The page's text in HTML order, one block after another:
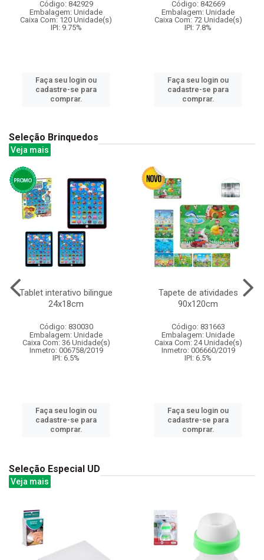
Código: 842929
Embalagem: Unidade
Caixa Com: 120 Unidade(s)
IPI: 9.75%
Faça seu login ou
cadastre-se para
comprar.
Código: 842669
Embalagem: Unidade
Caixa Com: 72 Unidade(s)
IPI: 7.8%
Faça seu login ou
cadastre-se para
comprar.
Seleção Brinquedos
Veja mais
Tablet interativo bilingue
24x18cm
Código: 830030
Embalagem: Unidade
Caixa Com: 36 Unidade(s)
Inmetro: 006758/2019
IPI: 6.5%
Faça seu login ou
cadastre-se para
comprar.
Tapete de atividades
90x120cm
Código: 831663
Embalagem: Unidade
Caixa Com: 24 Unidade(s)
Inmetro: 006660/2019
IPI: 6.5%
Faça seu login ou
cadastre-se para
comprar.
Seleção Especial UD
Veja mais